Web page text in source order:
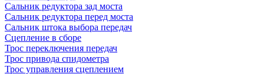
Сальник редуктора зад моста
Сальник редуктора перед моста
Сальник штока выбора передач
Сцепление в сборе
Трос переключения передач
Трос привода спидометра
Трос управления сцеплением